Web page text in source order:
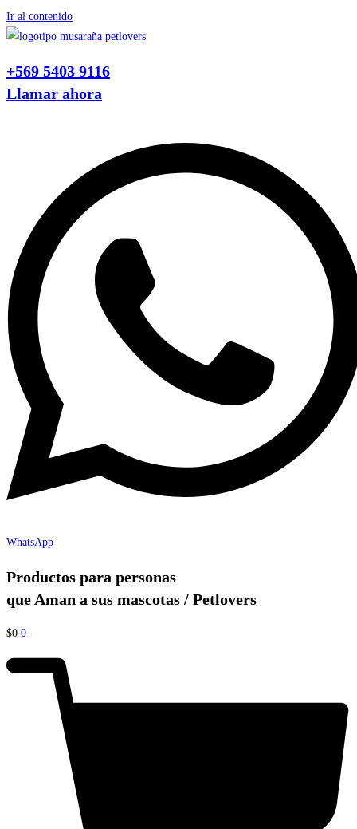
Ir al contenido
+569 5403 9116
Llamar ahora
WhatsApp
Productos para personas
que Aman a sus mascotas / Petlovers
$0 0